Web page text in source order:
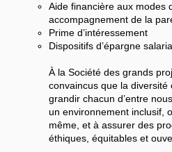
Aide financière aux modes
accompagnement de la
Prime d’intéressement
Dispositifs d’épargne
À la Société des grands
convaincus que la
grandir chacun d’entre
un environnement inclusif,
même, et à assurer des
éthiques, équitables et